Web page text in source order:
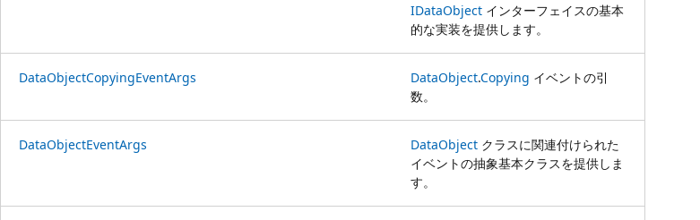
IDataObject インターフェイスの基本
的な実装を提供します。
DataObjectCopyingEventArgs DataObject.Copying イベントの引
数。
DataObjectEventArgs DataObject クラスに関連付けられた
イベントの抽象基本クラスを提供しま
す。